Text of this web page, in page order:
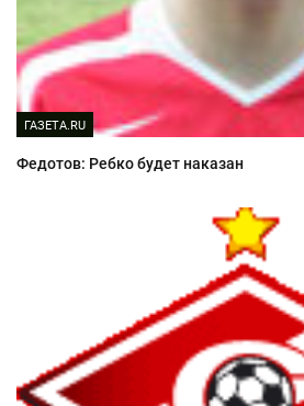
ГАЗЕТА.RU
Федотов: Ребко будет наказан